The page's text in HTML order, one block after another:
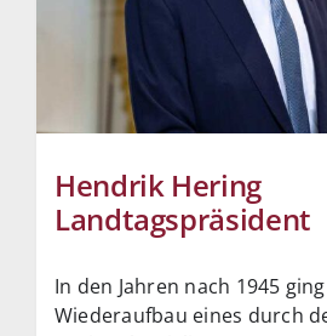
Hendrik Hering
Landtagspräsident
In den Jahren nach 1945
Wiederaufbau eines durch